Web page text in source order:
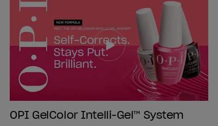
OPI GelColor Intelli-Gel™ System